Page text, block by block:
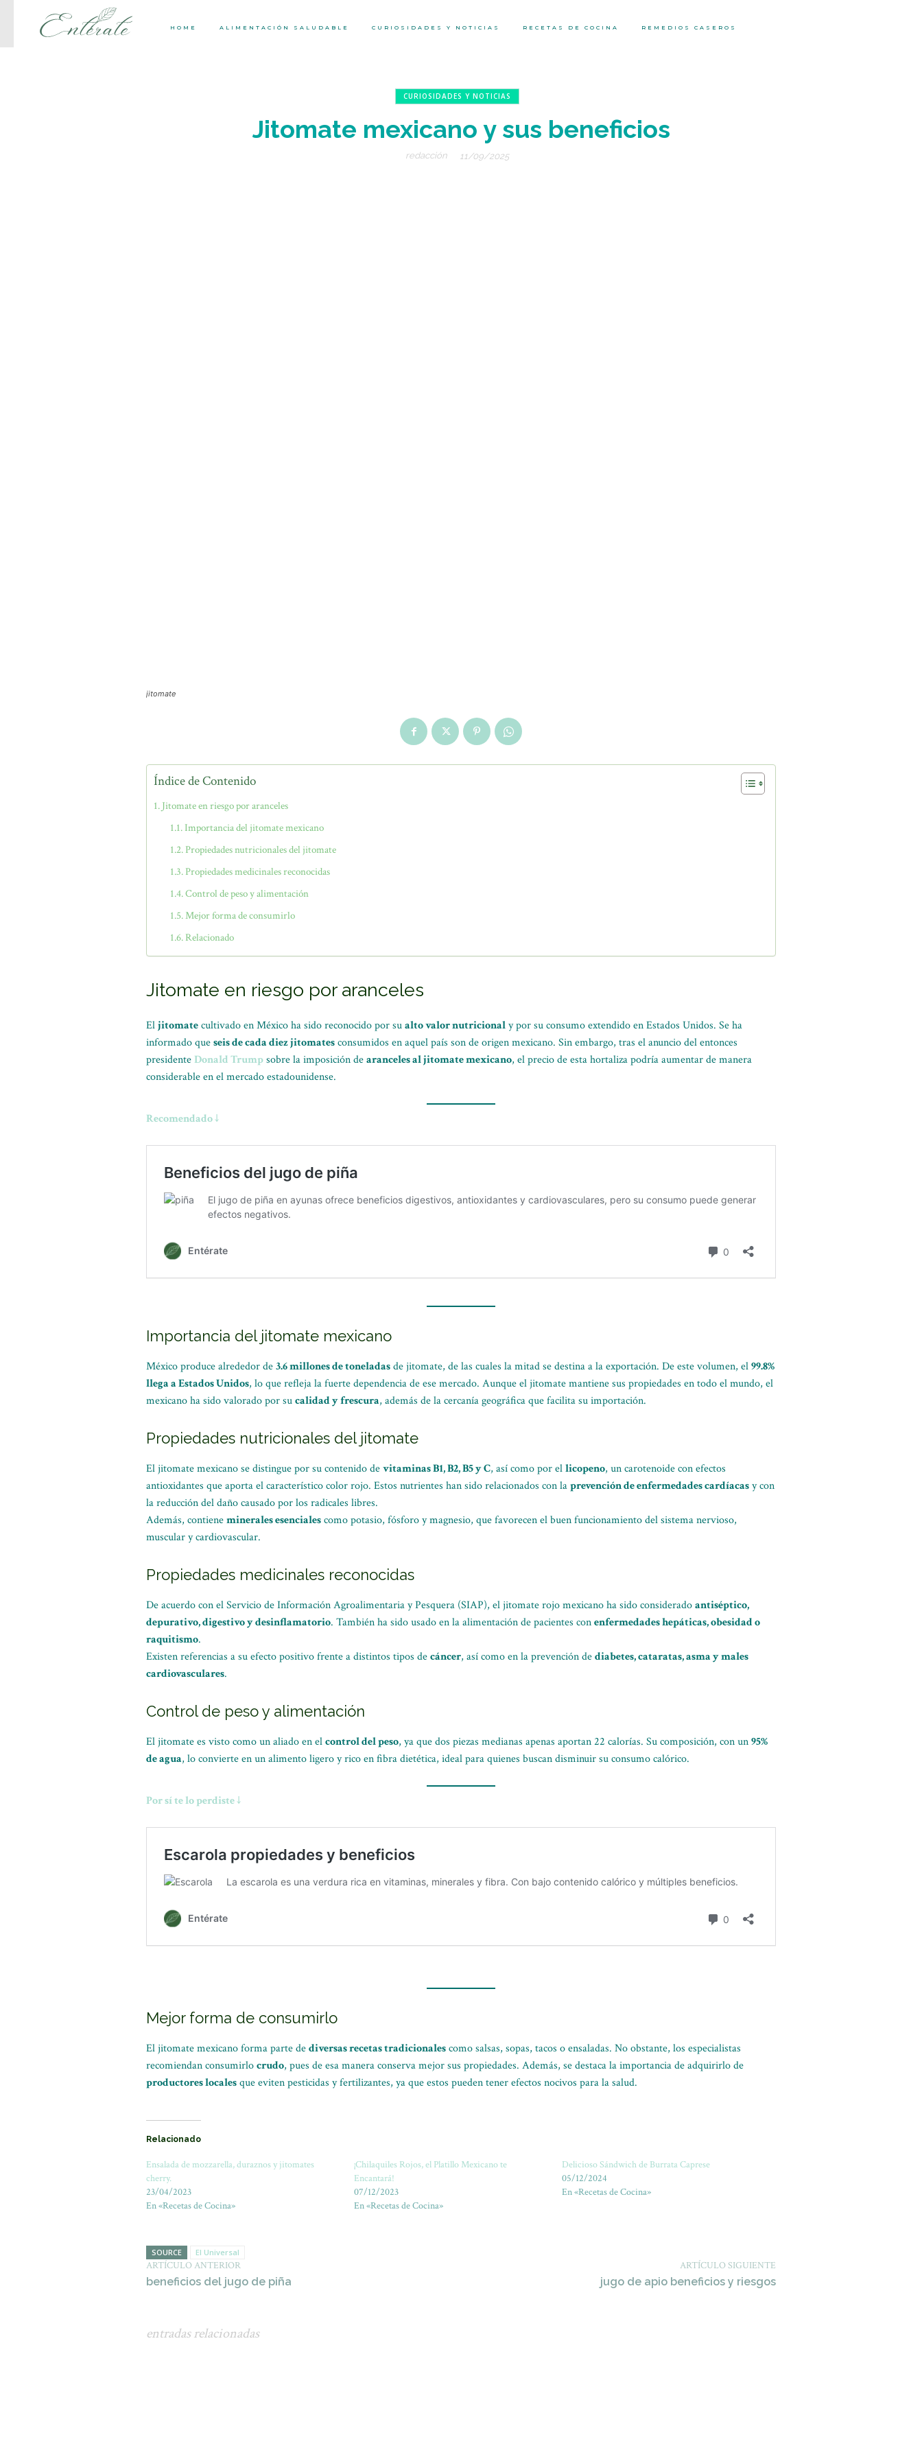
HOME ALIMENTACIÓN SALUDABLE CURIOSIDADES Y NOTICIAS RECETAS DE COCINA REMEDIOS CASEROS
CURIOSIDADES Y NOTICIAS
Jitomate mexicano y sus beneficios
redacción 11/09/2025
jitomate
Índice de Contenido
Jitomate en riesgo por aranceles
Importancia del jitomate mexicano
Propiedades nutricionales del jitomate
Propiedades medicinales reconocidas
Control de peso y alimentación
Mejor forma de consumirlo
Relacionado
Jitomate en riesgo por aranceles
Eljitomatecultivado en México ha sido reconocido por sualto valor nutricionaly por su consumo extendido en Estados Unidos. Se ha
informado queseis de cada diez jitomatesconsumidos en aquel país son de origen mexicano. Sin embargo, tras el anuncio del entonces
presidenteDonald Trumpsobre la imposición dearanceles al jitomate mexicano, el precio de esta hortaliza podría aumentar de manera
considerable en el mercado estadounidense.
Recomendado ↓
Importancia del jitomate mexicano
México produce alrededor de3.6 millones de toneladasde jitomate, de las cuales la mitad se destina a la exportación. De este volumen, el99.8%
llega a Estados Unidos, lo que refleja la fuerte dependencia de ese mercado. Aunque el jitomate mantiene sus propiedades en todo el mundo, el
mexicano ha sido valorado por sucalidad y frescura, además de la cercanía geográfica que facilita su importación.
Propiedades nutricionales del jitomate
El jitomate mexicano se distingue por su contenido devitaminas B1, B2, B5 y C, así como por ellicopeno, un carotenoide con efectos
antioxidantes que aporta el característico color rojo. Estos nutrientes han sido relacionados con laprevención de enfermedades cardíacasy con
la reducción del daño causado por los radicales libres.
Además, contieneminerales esencialescomo potasio, fósforo y magnesio, que favorecen el buen funcionamiento del sistema nervioso,
muscular y cardiovascular.
Propiedades medicinales reconocidas
De acuerdo con el Servicio de Información Agroalimentaria y Pesquera (SIAP), el jitomate rojo mexicano ha sido consideradoantiséptico,
depurativo, digestivo y desinflamatorio. También ha sido usado en la alimentación de pacientes conenfermedades hepáticas, obesidad o
raquitismo.
Existen referencias a su efecto positivo frente a distintos tipos decáncer, así como en la prevención dediabetes, cataratas, asma y males
cardiovasculares.
Control de peso y alimentación
El jitomate es visto como un aliado en elcontrol del peso, ya que dos piezas medianas apenas aportan 22 calorías. Su composición, con un95%
de agua, lo convierte en un alimento ligero y rico en fibra dietética, ideal para quienes buscan disminuir su consumo calórico.
Por sí te lo perdiste ↓
Mejor forma de consumirlo
El jitomate mexicano forma parte dediversas recetas tradicionalescomo salsas, sopas, tacos o ensaladas. No obstante, los especialistas
recomiendan consumirlocrudo, pues de esa manera conserva mejor sus propiedades. Además, se destaca la importancia de adquirirlo de
productores localesque eviten pesticidas y fertilizantes, ya que estos pueden tener efectos nocivos para la salud.
Relacionado
Ensalada de mozzarella, duraznos y jitomates
cherry.
23/04/2023
En «Recetas de Cocina»
¡Chilaquiles Rojos, el Platillo Mexicano te
Encantará!
07/12/2023
En «Recetas de Cocina»
Delicioso Sándwich de Burrata Caprese
05/12/2024
En «Recetas de Cocina»
SOURCE El Universal
ARTÍCULO ANTERIOR
beneficios del jugo de piña
ARTÍCULO SIGUIENTE
jugo de apio beneficios y riesgos
entradas relacionadas